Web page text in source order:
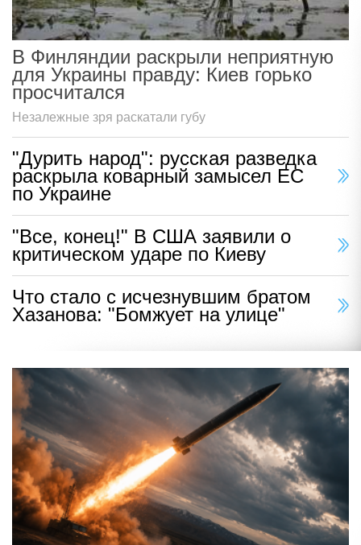
В Финляндии раскрыли неприятную
для Украины правду: Киев горько
просчитался
Незалежные зря раскатали губу
"Дурить народ": русская разведка
раскрыла коварный замысел ЕС
по Украине
"Все, конец!" В США заявили о
критическом ударе по Киеву
Что стало с исчезнувшим братом
Хазанова: "Бомжует на улице"